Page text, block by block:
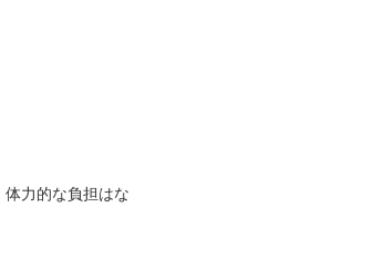
力的な負担はな